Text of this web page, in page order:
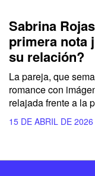
Sabrina
primera nota
su relación?
La pareja, que
romance con
relajada frente a la
15 DE ABRIL DE 2026